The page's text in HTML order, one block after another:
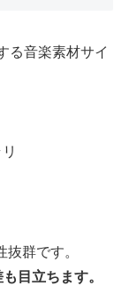
る音楽素材サイ
群です。
目立ちます。